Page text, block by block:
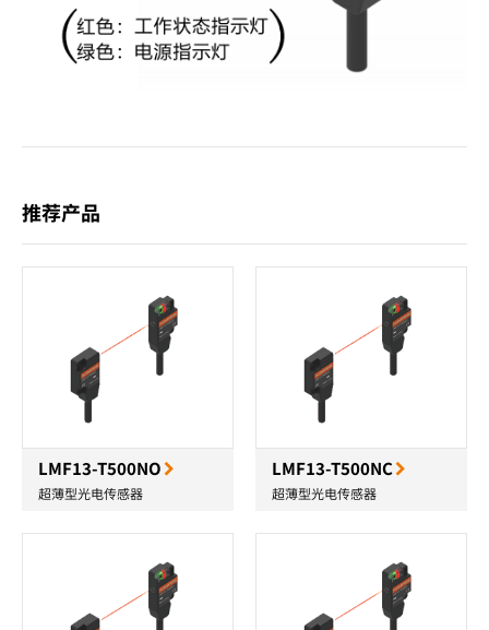
推荐产品
LMF13-T500NO
超薄型光电传感器
LMF13-T500NC
超薄型光电传感器